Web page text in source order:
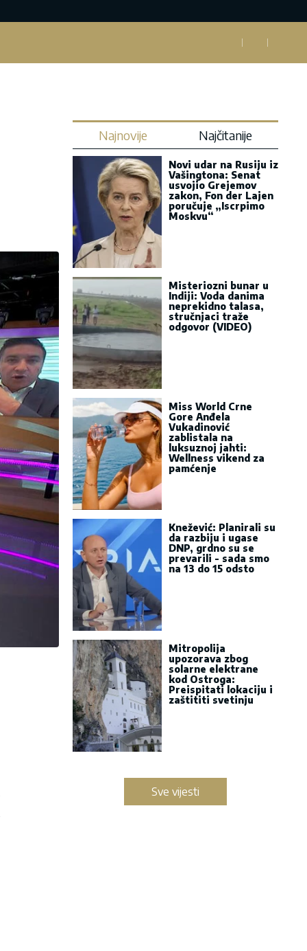
Najnovije Najčitanije
Novi udar na Rusiju iz
Vašingtona: Senat
usvojio Grejemov
zakon, Fon der Lajen
poručuje „Iscrpimo
Moskvu“
Misteriozni bunar u
Indiji: Voda danima
neprekidno talasa,
stručnjaci traže
odgovor (VIDEO)
Miss World Crne
Gore Anđela
Vukadinović
zablistala na
luksuznoj jahti:
Wellness vikend za
pamćenje
Knežević: Planirali su
da razbiju i ugase
DNP, grdno su se
prevarili - sada smo
na 13 do 15 odsto
Mitropolija
upozorava zbog
solarne elektrane
kod Ostroga:
Preispitati lokaciju i
zaštititi svetinju
Sve vijesti